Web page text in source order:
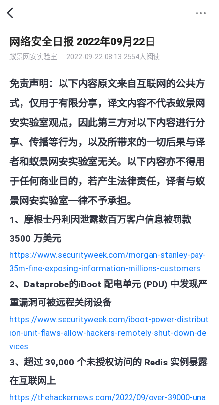
网络安全日报 2022年09月22日
蚁景网安实验室 2022-09-22 08:13 2554人阅读
免责声明：以下内容原文来自互联网的公共方
式，仅用于有限分享，译文内容不代表蚁景网
安实验室观点，因此第三方对以下内容进行分
享、传播等行为，以及所带来的一切后果与译
者和蚁景网安实验室无关。以下内容亦不得用
于任何商业目的，若产生法律责任，译者与蚁
景网安实验室一律不予承担。
1、摩根士丹利因泄露数百万客户信息被罚款
3500 万美元
https://www.securityweek.com/morgan-stanley-pay-
35m-fine-exposing-information-millions-customers
2、Dataprobe的iBoot 配电单元 (PDU) 中发现严
重漏洞可被远程关闭设备
https://www.securityweek.com/iboot-power-distribut
ion-unit-flaws-allow-hackers-remotely-shut-down-de
vices
3、超过 39,000 个未授权访问的 Redis 实例暴露
在互联网上
https://thehackernews.com/2022/09/over-39000-una